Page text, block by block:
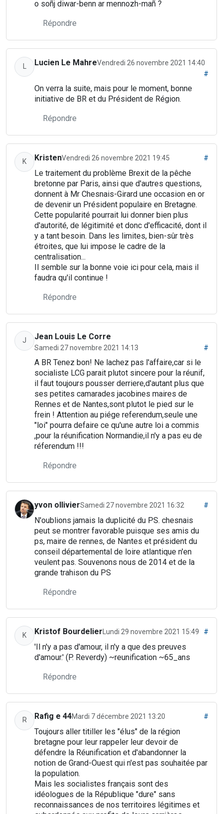
o soñj diwar-benn ar mennozh-mañ ?
Répondre
L Lucien Le MahreVendredi 26 novembre 2021 14:40
#
On verra la suite, mais pour le moment, bonne
initiative de BR et du Président de Région.
Répondre
K KristenVendredi 26 novembre 2021 19:45 #
Le traitement du problème Brexit de la pêche
bretonne par Paris, ainsi que d'autres questions,
donnent à Mr Chesnais-Girard une occasion en or
de devenir un Président populaire en Bretagne.
Cette popularité pourrait lui donner bien plus
d'autorité, de légitimité et donc d'efficacité, dont il
y a tant besoin. Dans les limites, bien-sûr très
étroites, que lui impose le cadre de la
centralisation...
Il semble sur la bonne voie ici pour cela, mais il
faudra qu'il continue !
Répondre
J Jean Louis Le Corre
Samedi 27 novembre 2021 14:13 #
A BR Tenez bon! Ne lachez pas l'affaire,car si le
socialiste LCG parait plutot sincere pour la réunif,
il faut toujours pousser derriere,d'autant plus que
ses petites camarades jacobines maires de
Rennes et de Nantes,sont plutot le pied sur le
frein ! Attention au piége referendum,seule une
"loi" pourra defaire ce qu'une autre loi a commis
,pour la réunification Normandie,il n'y a pas eu de
réferendum !!!
Répondre
yvon ollivierSamedi 27 novembre 2021 16:32 #
N'oublions jamais la duplicité du PS. chesnais
peut se montrer favorable puisque ses amis du
ps, maire de rennes, de Nantes et président du
conseil départemental de loire atlantique n'en
veulent pas. Souvenons nous de 2014 et de la
grande trahison du PS
Répondre
K Kristof Bourdelier Lundi 29 novembre 2021 15:49 #
'Il n'y a pas d'amour, il n'y a que des preuves
d'amour.' (P. Reverdy) ~reunification ~65_ans
Répondre
R Rafig e 44Mardi 7 décembre 2021 13:20 #
Toujours aller titiller les "élus" de la région
bretagne pour leur rappeler leur devoir de
défendre la Réunification et d'abandonner la
notion de Grand-Ouest qui n'est pas souhaitée par
la population.
Mais les socialistes français sont des
idéologues de la République "dure" sans
reconnaissances de nos territoires légitimes et